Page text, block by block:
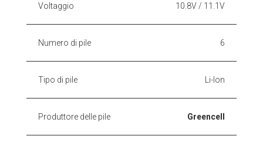
Voltaggio 10.8V / 11.1V
Numero di pile 6
Tipo di pile Li-Ion
Produttore delle pile Greencell